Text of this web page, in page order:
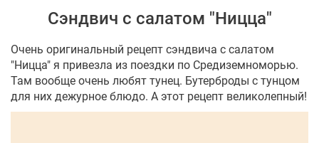
Сэндвич с салатом "Ницца"
Очень оригинальный рецепт сэндвича с салатом
"Ницца" я привезла из поездки по Средиземноморью.
Там вообще очень любят тунец. Бутерброды с тунцом
для них дежурное блюдо. А этот рецепт великолепный!